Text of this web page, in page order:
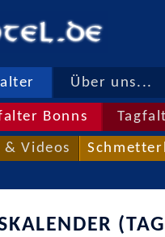
Über uns...
Bonns
& Videos